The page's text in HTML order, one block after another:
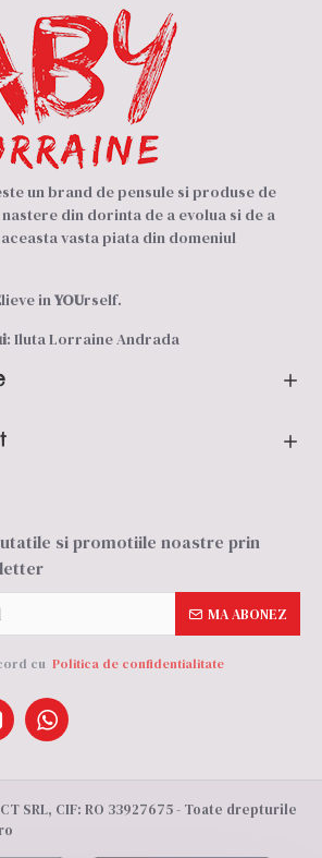
este un brand de pensule si produse de
din dorinta de a evolua si de a
vasta piata din domeniul
lieve inYOUrself.
: Iluta Lorraine Andrada
si promotiile noastre prin
MA ABONEZ
cu Politica de confidentialitate
SRL, CIF: RO 33927675 - Toate drepturile